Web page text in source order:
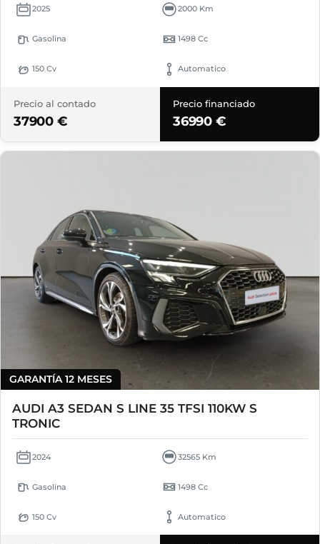
2025 2000 Km
Gasolina 1498 Cc
150 Cv Automatico
Precio financiado
36990 €
Precio al contado
37900 €
GARANTÍA 12 MESES
AUDI A3 SEDAN S LINE 35 TFSI 110KW S
TRONIC
2024 32565 Km
Gasolina 1498 Cc
150 Cv Automatico